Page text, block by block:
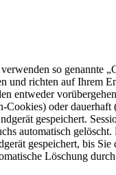
so genannte
und richten auf Ihrem
entweder
Cookies) oder dauerhaft
gespeichert.
automatisch gelöscht.
gespeichert, bis Sie
Löschung